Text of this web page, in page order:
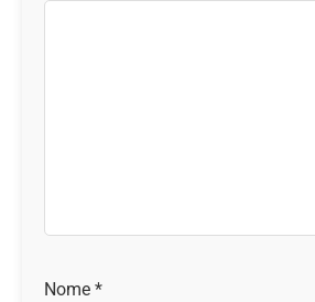
Nome *